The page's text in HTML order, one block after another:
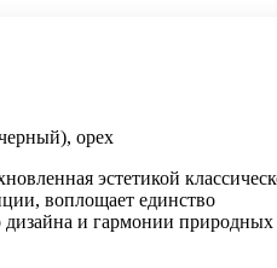
орех
эстетикой
воплощает единство
дизайна и гармонии природных